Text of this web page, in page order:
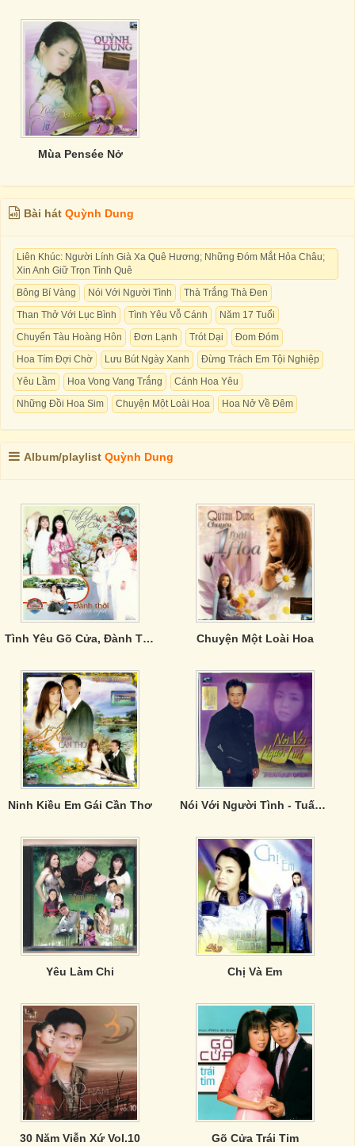
Mùa Pensée Nở
Bài hát Quỳnh Dung
Liên Khúc: Người Lính Già Xa Quê Hương; Những Đóm Mắt Hỏa Châu;
Xin Anh Giữ Trọn Tình Quê
Bông Bí Vàng
Nói Với Người Tình
Thà Trắng Thà Đen
Than Thở Với Lục Bình
Tình Yêu Vỗ Cánh
Năm 17 Tuổi
Chuyến Tàu Hoàng Hôn
Đơn Lạnh Trót Dại
Đom Đóm
Hoa Tím Đợi Chờ
Lưu Bút Ngày Xanh
Đừng Trách Em Tội Nghiệp
Yêu Lầm
Hoa Vong Vang Trắng
Cánh Hoa Yêu
Những Đồi Hoa Sim
Chuyện Một Loài Hoa Hoa Nở Về Đêm
Album/playlist Quỳnh Dung
Tình Yêu Gõ Cửa, Đành Thôi Ngậm Ngùi Chuyện Một Loài Hoa
Ninh Kiều Em Gái Cần Thơ Nói Với Người Tình - Tuấn Vũ
Yêu Làm Chi Chị Và Em
30 Năm Viễn Xứ Vol.10 Gõ Cửa Trái Tim